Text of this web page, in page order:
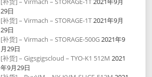
29日
[补货] – Virmach – STORAGE-1T2021年9月
29日
[补货] – Virmach – STORAGE-500G2021年9
月29日
[补货] – Gigsgigscloud – TYO-K1 512M 2021
年9月29日